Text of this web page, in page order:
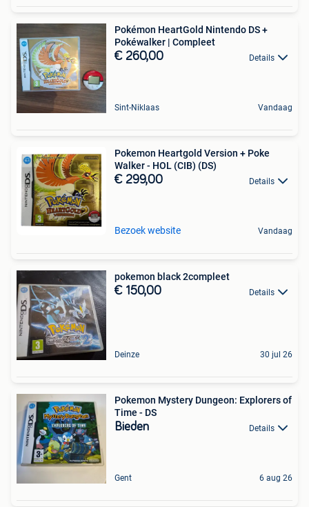
Pokémon HeartGold Nintendo DS +
Pokéwalker | Compleet
€ 260,00 Details
Sint-Niklaas Vandaag
Pokemon Heartgold Version + Poke
Walker - HOL (CIB) (DS)
€ 299,00 Details
Bezoek website Vandaag
pokemon black 2compleet
€ 150,00 Details
Deinze 30 jul 26
Pokemon Mystery Dungeon: Explorers of
Time - DS
Bieden Details
Gent 6 aug 26